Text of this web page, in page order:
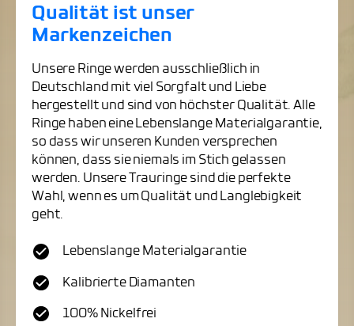
Qualität ist unser
Markenzeichen
Unsere Ringe werden ausschließlich in
Deutschland mit viel Sorgfalt und Liebe
hergestellt und sind von höchster Qualität. Alle
Ringe haben eine Lebenslange Materialgarantie,
so dass wir unseren Kunden versprechen
können, dass sie niemals im Stich gelassen
werden. Unsere Trauringe sind die perfekte
Wahl, wenn es um Qualität und Langlebigkeit
geht.
Lebenslange Materialgarantie
Kalibrierte Diamanten
100% Nickelfrei